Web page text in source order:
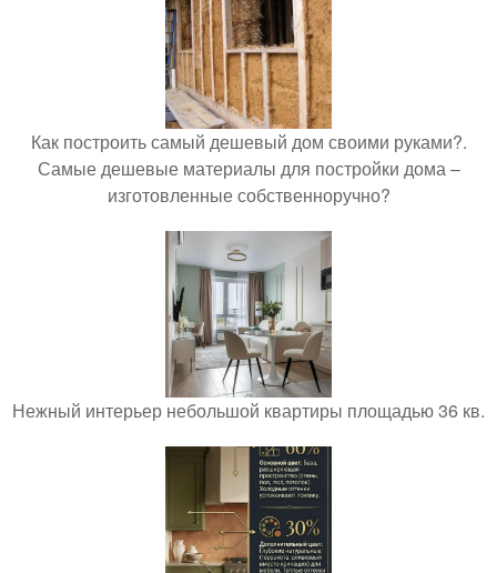
Как построить самый дешевый дом своими руками?.
Самые дешевые материалы для постройки дома –
изготовленные собственноручно?
Нежный интерьер небольшой квартиры площадью 36 кв.